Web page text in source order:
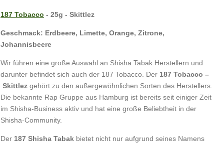
187 Tobacco - 25g - Skittlez
Geschmack: Erdbeere, Limette, Orange, Zitrone,
Johannisbeere
Wir führen eine große Auswahl an Shisha Tabak Herstellern und
darunter befindet sich auch der 187 Tobacco. Der 187 Tobacco –
Skittlez gehört zu den außergewöhnlichen Sorten des Herstellers.
Die bekannte Rap Gruppe aus Hamburg ist bereits seit einiger Zeit
im Shisha-Business aktiv und hat eine große Beliebtheit in der
Shisha-Community.
Der 187 Shisha Tabak bietet nicht nur aufgrund seines Namens